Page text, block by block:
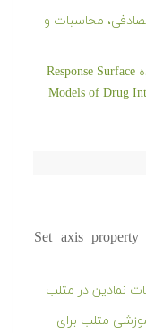
محاسبات و
دانلود رایگان کد و پروژه آماده Response Surface
Models of Drug
Set axis
نمادین در متلب
متلب برای